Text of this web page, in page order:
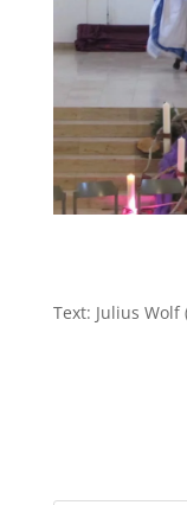
Text: Julius Wolf